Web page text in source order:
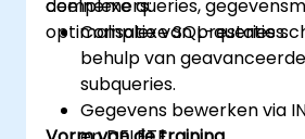
complexe queries,
optimalisatie van prestaties.
deelnemers:
Complexe SQL-queries
behulp van
subqueries.
Gegevens bewerken via